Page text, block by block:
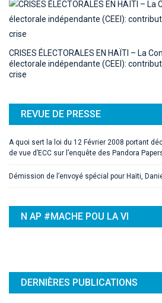
CRISES ÉLECTORALES EN HAÏTI – La
électorale indépendante (CEEI):
crise
REVUE DE PRESSE
A quoi sert la loi du 12 Février 2008 portant
de vue d’ECC sur l’enquête des Pandora
Démission de l’envoyé spécial pour Haïti,
N AP #MACHE POU LA VI
DERNIÈRES PUBLICATIONS